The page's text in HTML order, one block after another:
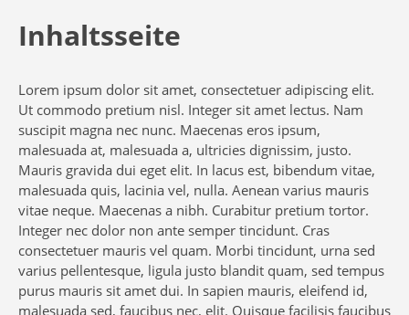
Inhaltsseite
Lorem ipsum dolor sit amet, consectetuer adipiscing elit.
Ut commodo pretium nisl. Integer sit amet lectus. Nam
suscipit magna nec nunc. Maecenas eros ipsum,
malesuada at, malesuada a, ultricies dignissim, justo.
Mauris gravida dui eget elit. In lacus est, bibendum vitae,
malesuada quis, lacinia vel, nulla. Aenean varius mauris
vitae neque. Maecenas a nibh. Curabitur pretium tortor.
Integer nec dolor non ante semper tincidunt. Cras
consectetuer mauris vel quam. Morbi tincidunt, urna sed
varius pellentesque, ligula justo blandit quam, sed tempus
purus mauris sit amet dui. In sapien mauris, eleifend id,
malesuada sed, faucibus nec, elit. Quisque facilisis faucibus